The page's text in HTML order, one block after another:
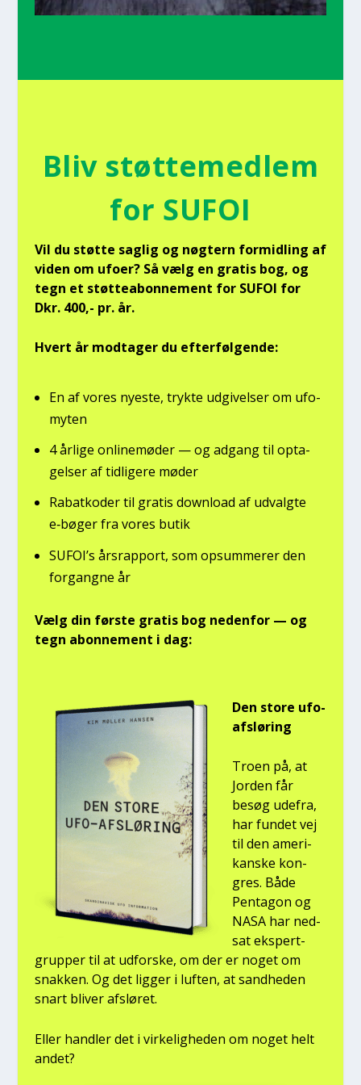
Bliv støt­te­med­lem
for SUFOI
Vil du støt­te sag­lig og nøg­tern for­mid­ling af
viden om ufo­er? Så vælg en gra­tis bog, og
tegn et støt­tea­bon­ne­ment for SUFOI for
Dkr. 400,- pr. år.
Hvert år mod­ta­ger du efter­føl­gen­de:
En af vores nye­ste, tryk­te udgi­vel­ser om ufo­
myten
4 årli­ge onli­ne­mø­der — og adgang til opta­
gel­ser af tid­li­ge­re møder
Rabat­ko­der til gra­tis down­lo­ad af udvalg­te
e‑bøger fra vores butik
SUFOI’s års­rap­port, som opsum­me­rer den
for­gang­ne år
Vælg din før­ste gra­tis bog neden­for — og
tegn abon­ne­ment i dag:
Den sto­re ufo-
afslø­ring
Tro­en på, at
Jor­den får
besøg ude­fra,
har fun­det vej
til den ame­ri­
kan­ske kon­
gres. Både
Pen­ta­gon og
NASA har ned­
sat eks­pert­
grup­per til at udfor­ske, om der er noget om
snak­ken. Og det lig­ger i luf­ten, at sand­he­den
snart bli­ver afslø­ret.
Eller hand­ler det i vir­ke­lig­he­den om noget helt
andet?